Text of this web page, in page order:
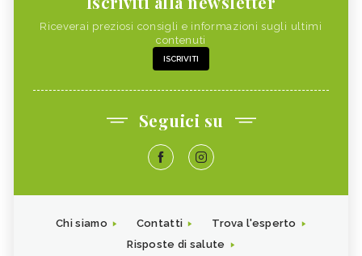
Riceverai preziosi consigli e informazioni sugli ultimi
contenuti
ISCRIVITI
Seguici su
Chi siamo Contatti
Trova l'esperto
Risposte di salute